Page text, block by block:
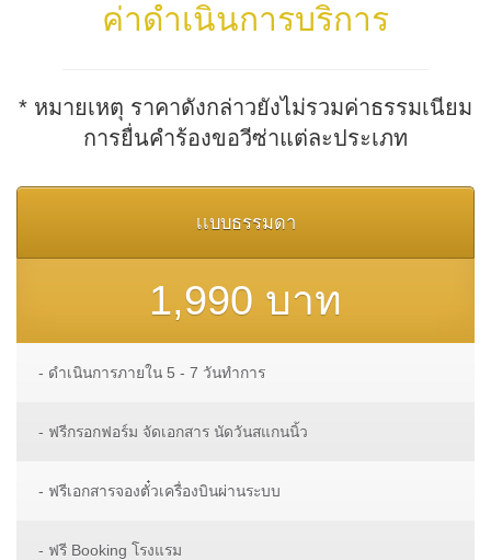
ค่าดำเนินการบริการ
* หมายเหตุ ราคาดังกล่าวยังไม่รวมค่าธรรมเนียม
การยื่นคำร้องขอวีซ่าแต่ละประเภท
เเบบธรรมดา
1,990 บาท
- ดำเนินการภายใน 5 - 7 วันทำการ
- ฟรีกรอกฟอร์ม จัดเอกสาร นัดวันสแกนนิ้ว
- ฟรีเอกสารจองตั๋วเครื่องบินผ่านระบบ
- ฟรี Booking โรงแรม